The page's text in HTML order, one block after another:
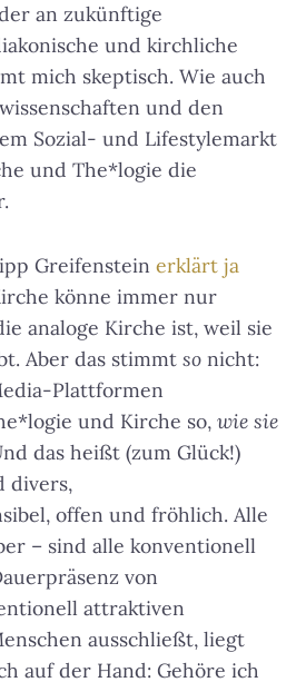
an zukünftige
und kirchliche
mich skeptisch. Wie auch
und den
Sozial- und Lifestylemarkt
und The*logie die
Greifenstein erklärt ja
könne immer nur
analoge Kirche ist, weil sie
Aber das stimmt so nicht:
Plattformen
und Kirche so, wie sie
das heißt (zum Glück!)
divers,
offen und fröhlich. Alle
– sind alle konventionell
von
attraktiven
ausschließt, liegt
auf der Hand: Gehöre ich